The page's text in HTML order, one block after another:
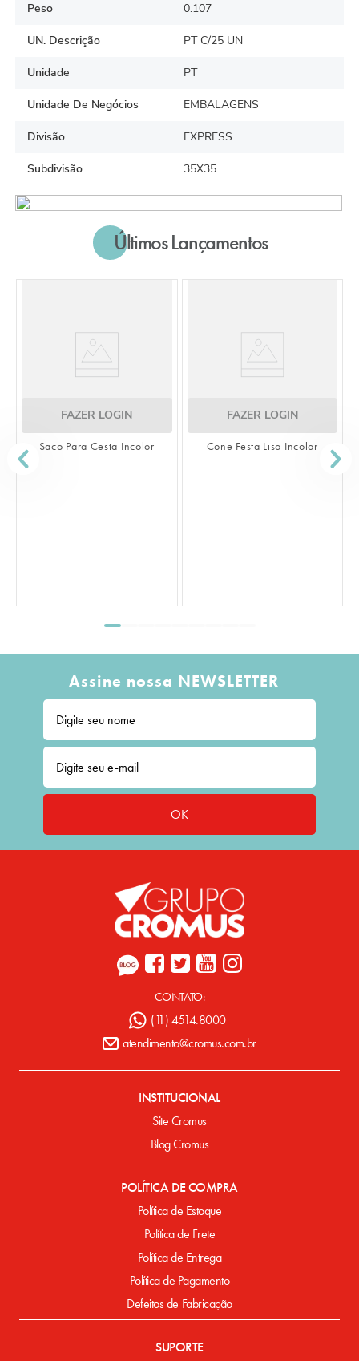
Peso 0.107
UN. Descrição PT C/25 UN
Unidade PT
Unidade De Negócios EMBALAGENS
Divisão EXPRESS
Subdivisão 35X35
Últimos Lançamentos
FAZER LOGIN
Saco Para Cesta Incolor
FAZER LOGIN
Cone Festa Liso Incolor
Assine nossa NEWSLETTER
OK
CONTATO:
(11) 4514.8000
atendimento@cromus.com.br
INSTITUCIONAL
Site Cromus
Blog Cromus
POLÍTICA DE COMPRA
Política de Estoque
Política de Frete
Política de Entrega
Política de Pagamento
Defeitos de Fabricação
SUPORTE